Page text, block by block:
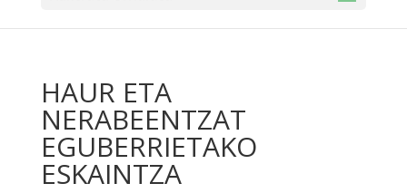
HAUR ETA
NERABEENTZAT
EGUBERRIETAKO
ESKAINTZA